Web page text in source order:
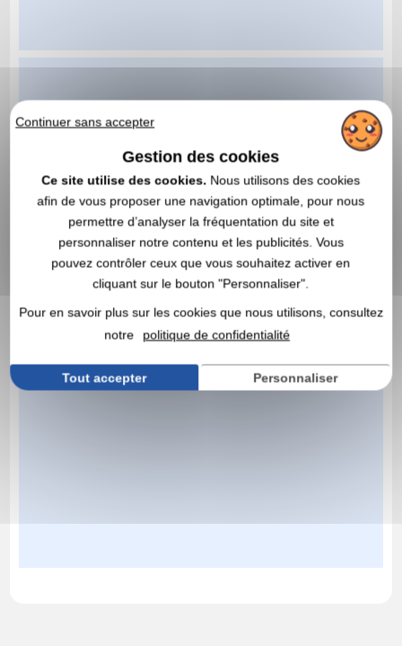
Continuer sans accepter
Gestion des cookies
Ce site utilise des cookies. Nous utilisons des cookies
afin de vous proposer une navigation optimale, pour nous
permettre d’analyser la fréquentation du site et
personnaliser notre contenu et les publicités. Vous
pouvez contrôler ceux que vous souhaitez activer en
cliquant sur le bouton "Personnaliser".
Pour en savoir plus sur les cookies que nous utilisons, consultez
notre
politique de confidentialité
Tout accepter Personnaliser